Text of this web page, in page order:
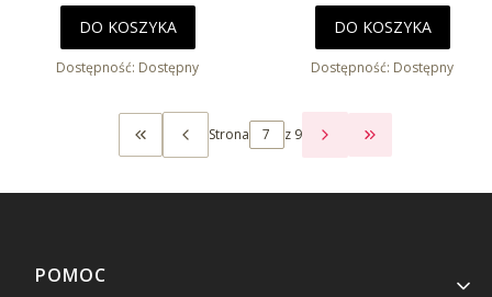
DO KOSZYKA
Dostępność: Dostępny
DO KOSZYKA
Dostępność: Dostępny
WRÓĆ DO PIERWSZEJ STRONY Z PRODUKTAMI
Strona z 9
PRZEJDŹ DO
Linki w stopce
POMOC